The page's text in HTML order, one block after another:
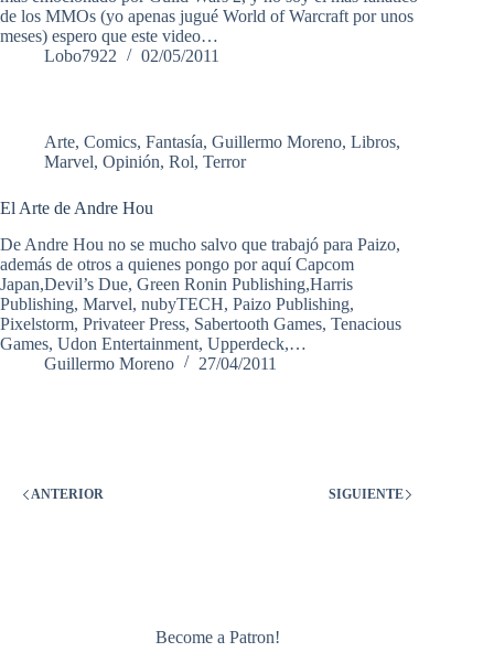
de los MMOs (yo apenas jugué World of Warcraft por unos
meses) espero que este video…
Lobo7922
02/05/2011
Arte, Comics, Fantasía, Guillermo Moreno, Libros,
Marvel, Opinión, Rol, Terror
El Arte de Andre Hou
De Andre Hou no se mucho salvo que trabajó para Paizo,
además de otros a quienes pongo por aquí Capcom
Japan,Devil’s Due, Green Ronin Publishing,Harris
Publishing, Marvel, nubyTECH, Paizo Publishing,
Pixelstorm, Privateer Press, Sabertooth Games, Tenacious
Games, Udon Entertainment, Upperdeck,…
Guillermo Moreno
27/04/2011
ANTERIOR SIGUIENTE
Become a Patron!